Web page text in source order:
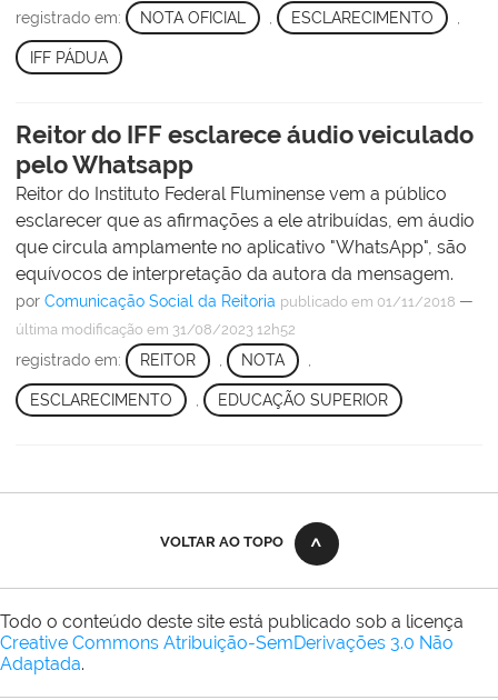
registrado em: NOTA OFICIAL ESCLARECIMENTO
IFF PÁDUA
Reitor do IFF esclarece áudio veiculado
pelo Whatsapp
Reitor do Instituto Federal Fluminense vem a público
esclarecer que as afirmações a ele atribuídas, em áudio
que circula amplamente no aplicativo "WhatsApp", são
equívocos de interpretação da autora da mensagem.
por Comunicação Social da Reitoria publicado em 01/11/2018 —
última modificação em 31/08/2023 12h52
registrado em: REITOR , NOTA ,
ESCLARECIMENTO EDUCAÇÃO SUPERIOR
VOLTAR AO TOPO
Todo o conteúdo deste site está publicado sob a licença
Creative Commons Atribuição-SemDerivações 3.0 Não
Adaptada.